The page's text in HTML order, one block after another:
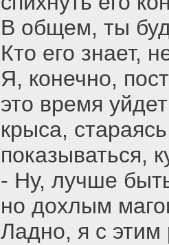
В общем, ты
Кто его знает,
Я, конечно,
это время
крыса,
показываться,
- Ну, лучше
но дохлым
Ладно, я с этим